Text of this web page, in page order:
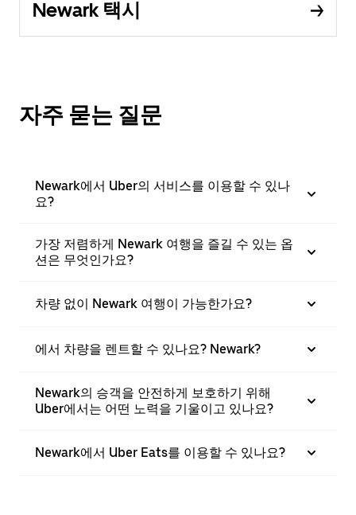
Newark 택시
자주 묻는 질문
Newark에서 Uber의 서비스를 이용할 수 있나
요?
가장 저렴하게 Newark 여행을 즐길 수 있는 옵
션은 무엇인가요?
차량 없이 Newark 여행이 가능한가요?
에서 차량을 렌트할 수 있나요? Newark?
Newark의 승객을 안전하게 보호하기 위해
Uber에서는 어떤 노력을 기울이고 있나요?
Newark에서 Uber Eats를 이용할 수 있나요?